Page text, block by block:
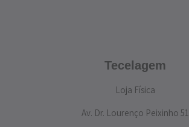
Tecelagem
Loja Física
Av. Dr. Lourenço Peixinho 51